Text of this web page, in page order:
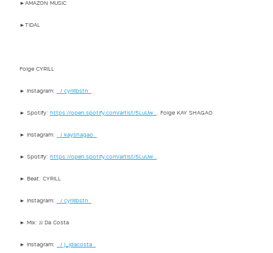
►AMAZON MUSIC
►TIDAL
Folge CYRILL
► Instagram: / cyrillbstn
► Spotify: https://open.spotify.com/artist/5LuUw.. . Folge KAY SHAGAO
► Instagram: / kayshagao
► Spotify: https://open.spotify.com/artist/5LuUw..
► Beat: CYRILL
► Instagram: / cyrillbstn
► Mix: JJ Da Costa
► Instagram: / j_jdacosta